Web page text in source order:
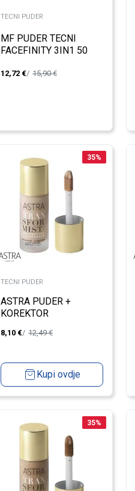
TECNI PUDER
MF PUDER TECNI
FACEFINITY 3IN1 50
12,72 € 15,90€
35%
TECNI PUDER
ASTRA PUDER +
KOREKTOR
ALABASTER 1
8,10 € 12,49€
Kupi ovdje
35%